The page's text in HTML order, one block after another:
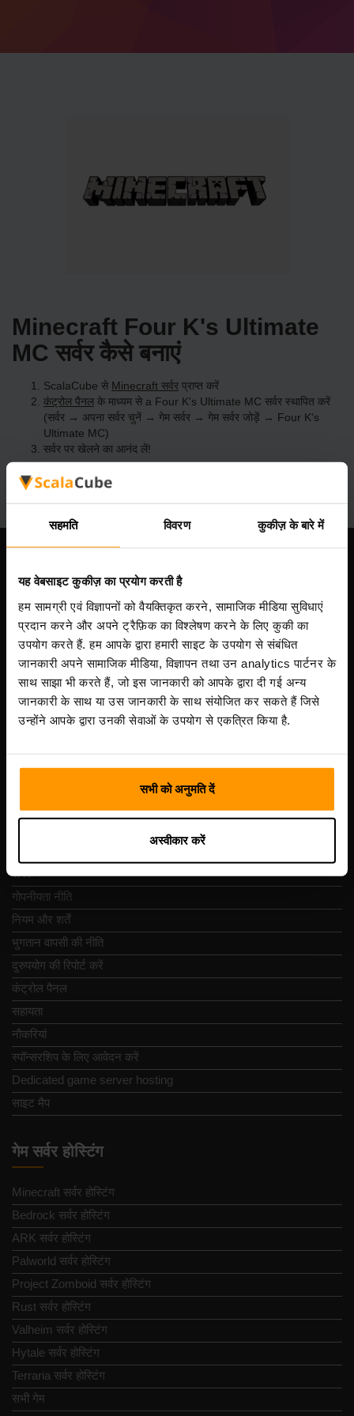
सहमति विवरण कुकीज़ के बारे में
यह वेबसाइट कुकीज़ का प्रयोग करती है
हम सामग्री एवं विज्ञापनों को वैयक्तिकृत करने, सामाजिक मीडिया सुविधाएं
प्रदान करने और अपने ट्रैफ़िक का विश्लेषण करने के लिए कुकी का
उपयोग करते हैं. हम आपके द्वारा हमारी साइट के उपयोग से संबंधित
जानकारी अपने सामाजिक मीडिया, विज्ञापन तथा उन analytics पार्टनर के
साथ साझा भी करते हैं, जो इस जानकारी को आपके द्वारा दी गई अन्य
जानकारी के साथ या उस जानकारी के साथ संयोजित कर सकते हैं जिसे
उन्होंने आपके द्वारा उनकी सेवाओं के उपयोग से एकत्रित किया है.
सभी को अनुमति दें
अस्वीकार करें
Minecraft Four K's Ultimate
MC सर्वर कैसे बनाएं
ScalaCube से Minecraft सर्वर प्राप्त करें
कंट्रोल पैनल के माध्यम से a Four K's Ultimate MC सर्वर स्थापित करें
(सर्वर → अपना सर्वर चुनें → गेम सर्वर → गेम सर्वर जोड़ें → Four K's
Ultimate MC)
सर्वर पर खेलने का आनंद लें!
Scalable Hosting Solutions OÜ
पंजीकरण कोड: 14652605
VAT संख्या: EE102133820
पता: Harju maakond, Tallinn, Kesklinna linnaosa,
Vesivärava tn 50-201, 10152
त्वरित नेविगेशन
संपर्क
गोपनीयता नीति
नियम और शर्तें
भुगतान वापसी की नीति
दुरुपयोग की रिपोर्ट करें
कंट्रोल पैनल
सहायता
नौकरियां
स्पॉन्सरशिप के लिए आवेदन करें
Dedicated game server hosting
साइट मैप
गेम सर्वर होस्टिंग
Minecraft सर्वर होस्टिंग
Bedrock सर्वर होस्टिंग
ARK सर्वर होस्टिंग
Palworld सर्वर होस्टिंग
Project Zomboid सर्वर होस्टिंग
Rust सर्वर होस्टिंग
Valheim सर्वर होस्टिंग
Hytale सर्वर होस्टिंग
Terraria सर्वर होस्टिंग
सभी गेम